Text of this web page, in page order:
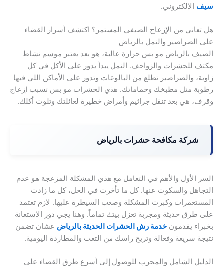
سيف الإلكتروني.
هل تعاني من الإزعاج الصيفي المستمر؟ اكتشف أسرار القضاء
على الصراصير والنمل بالرياض
الصيف بالرياض مو بس حرارة عالية، هو بعد يعتبر موسم نشاط
مكثف للحشرات والزواحف. النمل يبدأ يدور على الأكل في كل
زاوية، والصراصير تطلع من البالوعات وتدور على الأماكن اللي فيها
رطوبة مثل مطبخك وحماماتك. هذي الحشرات مو بس تسبب إزعاج
وقرف، هي بعد تنقل جراثيم وأمراض خطيرة لعائلتك وتلوث أكلك.
شركة مكافحة حشرات بالرياض
السر الأول والأهم في التعامل مع هذي المشكلة المزعجة هو عدم
التجاهل والسكوت عنها. كل ما تأخرت في الحل، كل ما زادت
المستعمرات وكبرت المشكلة وصعب السيطرة عليها. لازم تعتمد
على طرق حديثة ومجربة تعزل بيتك تماماً. وهنا يجي دور الاستعانة
بخبراء يقدمون خدمة رش الحشرات الحديثة بالرياض عشان تضمن
نتيجة سريعة وفعالة وتريح راسك من التعب والمطاردة اليومية.
الدليل الشامل والمجرب للوصول إلى أسرع طرق القضاء على